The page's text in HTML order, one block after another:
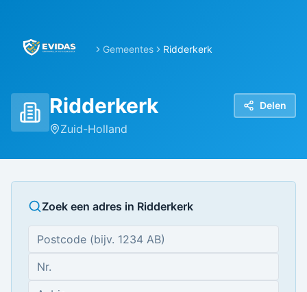
Gemeentes Ridderkerk
Ridderkerk
Zuid-Holland
Delen
Zoek een adres in Ridderkerk